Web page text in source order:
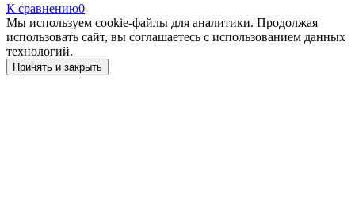
К сравнению0
Мы используем cookie-файлы для аналитики. Продолжая
использовать сайт, вы соглашаетесь с использованием данных
технологий.
Принять и закрыть